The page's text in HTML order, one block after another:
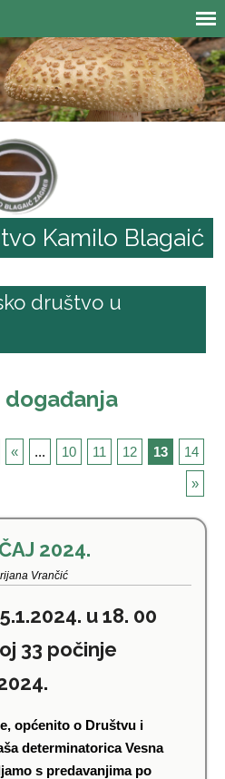
Kamilo Blagaić
društvo u
događanja
« ... 10 11 12 13 14
»
2024.
Vrančić
u 18. 00
33 počinje
općenito o Društvu i
determinatorica Vesna
s predavanjima po